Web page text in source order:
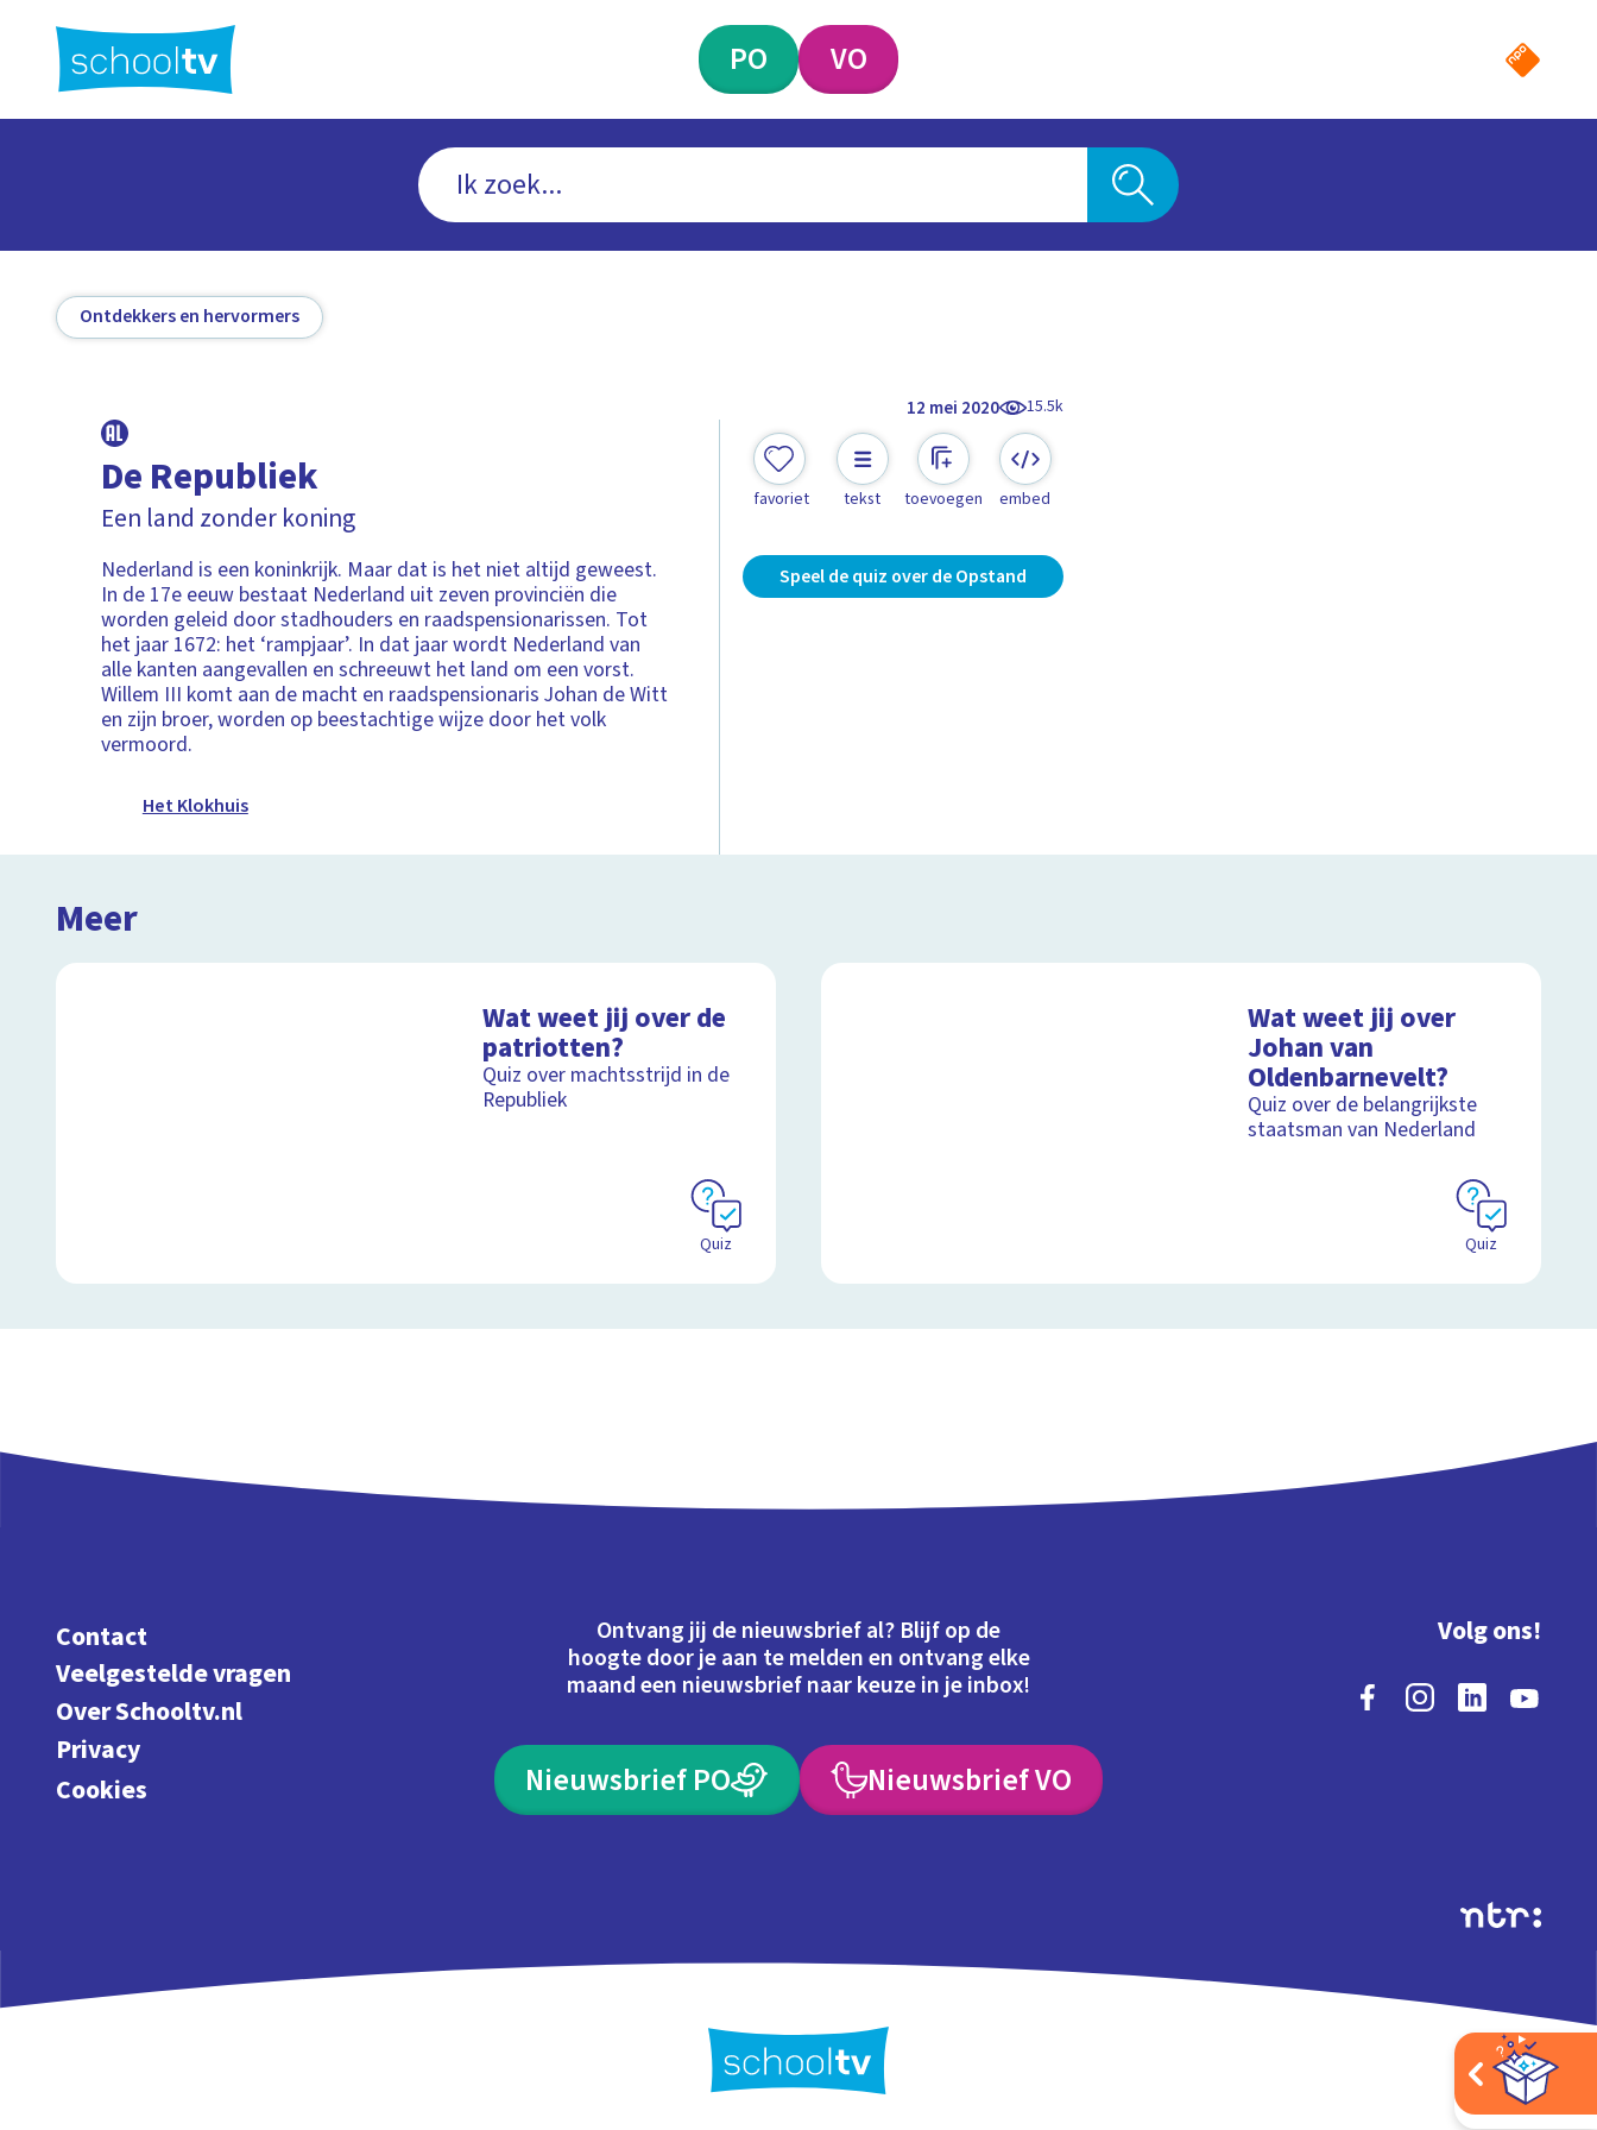
hoofdinhoud
PO VO
Ontdekkers en hervormers
12 mei 2020 15.5k
De Republiek
Een land zonder koning
Nederland is een koninkrijk. Maar dat is het niet altijd geweest.
In de 17e eeuw bestaat Nederland uit zeven provinciën die
worden geleid door stadhouders en raadspensionarissen. Tot
het jaar 1672: het ‘rampjaar’. In dat jaar wordt Nederland van
alle kanten aangevallen en schreeuwt het land om een vorst.
Willem III komt aan de macht en raadspensionaris Johan de Witt
en zijn broer, worden op beestachtige wijze door het volk
vermoord.
Het Klokhuis
favoriet tekst toevoegen embed
Speel de quiz over de Opstand
Meer
Wat weet jij over de
patriotten?
Quiz over machtsstrijd in de
Republiek
Quiz
Wat weet jij over
Johan van
Oldenbarnevelt?
Quiz over de belangrijkste
staatsman van Nederland
Quiz
Contact
Veelgestelde vragen
Over Schooltv.nl
Privacy
Cookies
Ontvang jij de nieuwsbrief al? Blijf op de
hoogte door je aan te melden en ontvang elke
maand een nieuwsbrief naar keuze in je inbox!
Nieuwsbrief PO Nieuwsbrief VO
Volg ons!
Extra's